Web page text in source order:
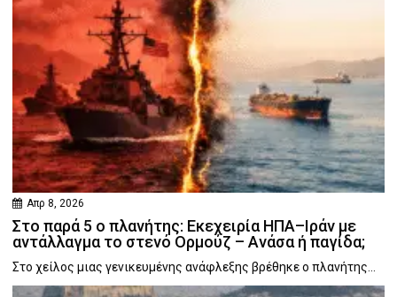
Απρ 8, 2026
Στο παρά 5 ο πλανήτης: Εκεχειρία ΗΠΑ–Ιράν με
αντάλλαγμα το στενό Ορμούζ – Ανάσα ή παγίδα;
Στο χείλος μιας γενικευμένης ανάφλεξης βρέθηκε ο πλανήτης...